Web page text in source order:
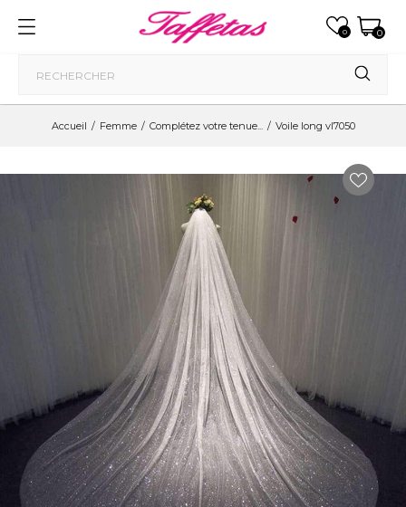
0
0
Accueil Femme Complétez votre tenue... Voile long vl7050